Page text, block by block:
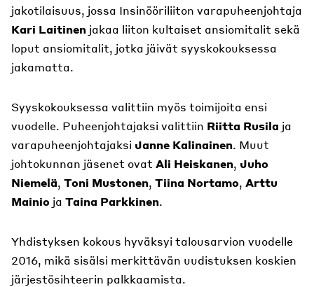
jakotilaisuus, jossa Insinööriliiton varapuheenjohtaja
Kari Laitinen jakaa liiton kultaiset ansiomitalit sekä
loput ansiomitalit, jotka jäivät syyskokouksessa
jakamatta.
Syyskokouksessa valittiin myös toimijoita ensi
vuodelle. Puheenjohtajaksi valittiin Riitta Rusila ja
varapuheenjohtajaksi Janne Kalinainen. Muut
johtokunnan jäsenet ovat Ali Heiskanen, Juho
Niemelä, Toni Mustonen, Tiina Nortamo, Arttu
Mainio ja Taina Parkkinen.
Yhdistyksen kokous hyväksyi talousarvion vuodelle
2016, mikä sisälsi merkittävän uudistuksen koskien
järjestösihteerin palkkaamista.